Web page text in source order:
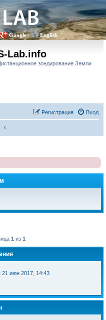
Google+ English
Lab.info
зондирование Земли
Вход
Регистрация
1 из 1
21 июн 2017, 14:43